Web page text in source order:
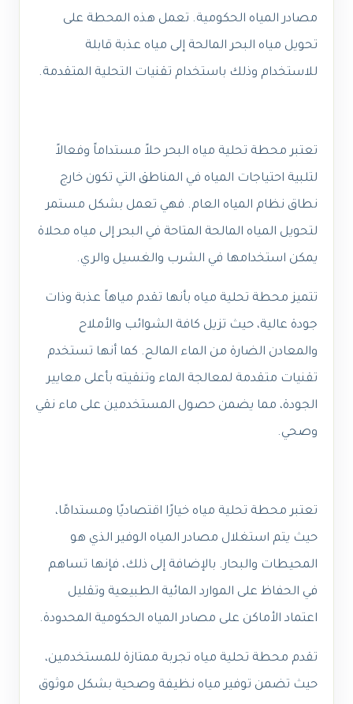
مصادر المياه الحكومية. تعمل هذه المحطة على
تحويل مياه البحر المالحة إلى مياه عذبة قابلة
للاستخدام وذلك باستخدام تقنيات التحلية المتقدمة.
تعتبر محطة تحلية مياه البحر حلاً مستداماً وفعالاً
لتلبية احتياجات المياه في المناطق التي تكون خارج
نطاق نظام المياه العام. فهي تعمل بشكل مستمر
لتحويل المياه المالحة المتاحة في البحر إلى مياه محلاة
يمكن استخدامها في الشرب والغسيل والري.
تتميز محطة تحلية مياه بأنها تقدم مياهاً عذبة وذات
جودة عالية، حيث تزيل كافة الشوائب والأملاح
والمعادن الضارة من الماء المالح. كما أنها تستخدم
تقنيات متقدمة لمعالجة الماء وتنقيته بأعلى معايير
الجودة، مما يضمن حصول المستخدمين على ماء نقي
وصحي.
تعتبر محطة تحلية مياه خيارًا اقتصاديًا ومستدامًا،
حيث يتم استغلال مصادر المياه الوفير الذي هو
المحيطات والبحار. بالإضافة إلى ذلك، فإنها تساهم
في الحفاظ على الموارد المائية الطبيعية وتقليل
اعتماد الأماكن على مصادر المياه الحكومية المحدودة.
تقدم محطة تحلية مياه تجربة ممتازة للمستخدمين،
حيث تضمن توفير مياه نظيفة وصحية بشكل موثوق